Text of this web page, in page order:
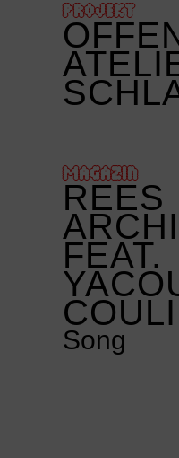
PROJEKT
MAGAZIN
REES
FEAT.
Song